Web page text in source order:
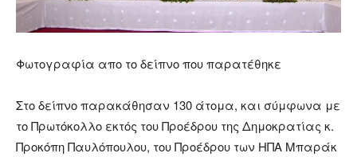
Φωτογραφία απο το δείπνο που παρατέθηκε
Στο δείπνο παρακάθησαν 130 άτομα, και σύμφωνα με
το Πρωτόκολλο εκτός του Προέδρου της Δημοκρατίας κ.
Προκόπη Παυλόπουλου, του Προέδρου των ΗΠΑ Μπαράκ